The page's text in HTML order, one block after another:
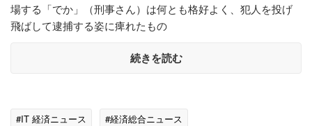
場する「でか」（刑事さん）は何とも格好よく、犯人を投げ
飛ばして逮捕する姿に痺れたもの
続きを読む
#IT 経済ニュース #経済総合ニュース